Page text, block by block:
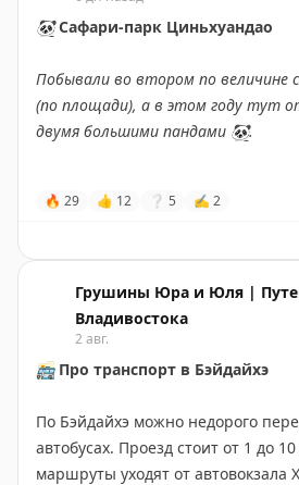
🐼Сафари-парк Циньхуандао
Побывали во втором по величине
(по площади), а в этом году тут
двумя большими пандами 🐼.
что оторваться невозможно.
любитель активничать😄.Таосу–
в октябре 2019-го, помешанная
валяться и грызть бамбук
.
скажем, шикарный – две тыщи
контролем и круглогодичным
А вообще сам парк уже не новый,
очень нуждаются в ремонте, но
🔥 29 👍 12 ❔ 5 ✍ 2
Грушины Юра и Юля |
Владивостока
2 авг.
🚌Про транспорт в Бэйдайхэ
По Бэйдайхэ можно недорого
автобусах. Проезд стоит от 1 до
маршруты уходят от автовокзала